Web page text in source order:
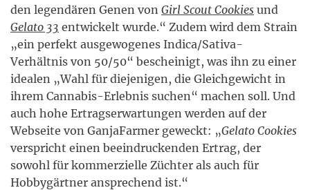
den legendären Genen von Girl Scout Cookies und
Gelato 33 entwickelt wurde.“ Zudem wird dem Strain
„ein perfekt ausgewogenes Indica/Sativa-
Verhältnis von 50/50“ bescheinigt, was ihn zu einer
idealen „Wahl für diejenigen, die Gleichgewicht in
ihrem Cannabis-Erlebnis suchen“ machen soll. Und
auch hohe Ertragserwartungen werden auf der
Webseite von GanjaFarmer geweckt: „Gelato Cookies
verspricht einen beeindruckenden Ertrag, der
sowohl für kommerzielle Züchter als auch für
Hobbygärtner ansprechend ist.“